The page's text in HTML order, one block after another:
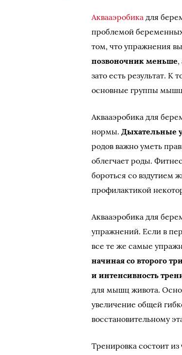
Аквааэробика для
проблемой
том, что упражнения
позвоночник меньше,
зато есть результат. К
основные группы
Аквааэробика для
нормы.Дыхательные
родов важно уметь
облегчает роды.
бороться со вздутием
профилактикой
Аквааэробика для
упражнений. Если в
все те же самые
начиная со второго
и интенсивность
для мышц живота.
увеличение общей
восстановительному
Тренировка состоит из